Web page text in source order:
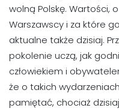
wolną Polskę. Wartości,
Warszawscy i za które
aktualne także dzisiaj.
pokolenie uczą, jak
człowiekiem i
że o takich
pamiętać, chociaż